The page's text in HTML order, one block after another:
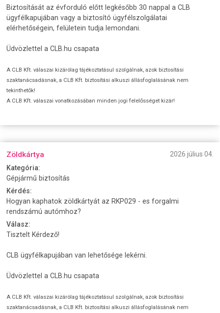
Biztosítását az évforduló előtt legkésőbb 30 nappal a CLB
ügyfélkapujában vagy a biztosító ügyfélszolgálatai
elérhetőségein, felületein tudja lemondani.
Üdvözlettel a CLB.hu csapata
A CLB Kft. válaszai kizárólag tájékoztatásul szolgálnak, azok biztosítási
szaktanácsadásnak, a CLB Kft. biztosítási alkuszi állásfoglalásának nem
tekinthetők!
A CLB Kft. válaszai vonatkozásában minden jogi felelősséget kizár!
Zöldkártya
2026 július 04.
Kategória:
Gépjármű biztosítás
Kérdés:
Hogyan kaphatok zöldkártyát az RKP029 - es forgalmi
rendszámú autómhoz?
Válasz:
Tisztelt Kérdező!
CLB ügyfélkapujában van lehetősége lekérni.
Üdvözlettel a CLB.hu csapata
A CLB Kft. válaszai kizárólag tájékoztatásul szolgálnak, azok biztosítási
szaktanácsadásnak, a CLB Kft. biztosítási alkuszi állásfoglalásának nem